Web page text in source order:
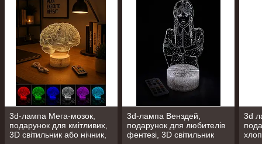
3d-лампа Мега-мозок,
подарунок для кмітливих,
3D світильник або нічник,
3d-лампа Венздей,
подарунок для любителів
фентезі, 3D світильник
3d